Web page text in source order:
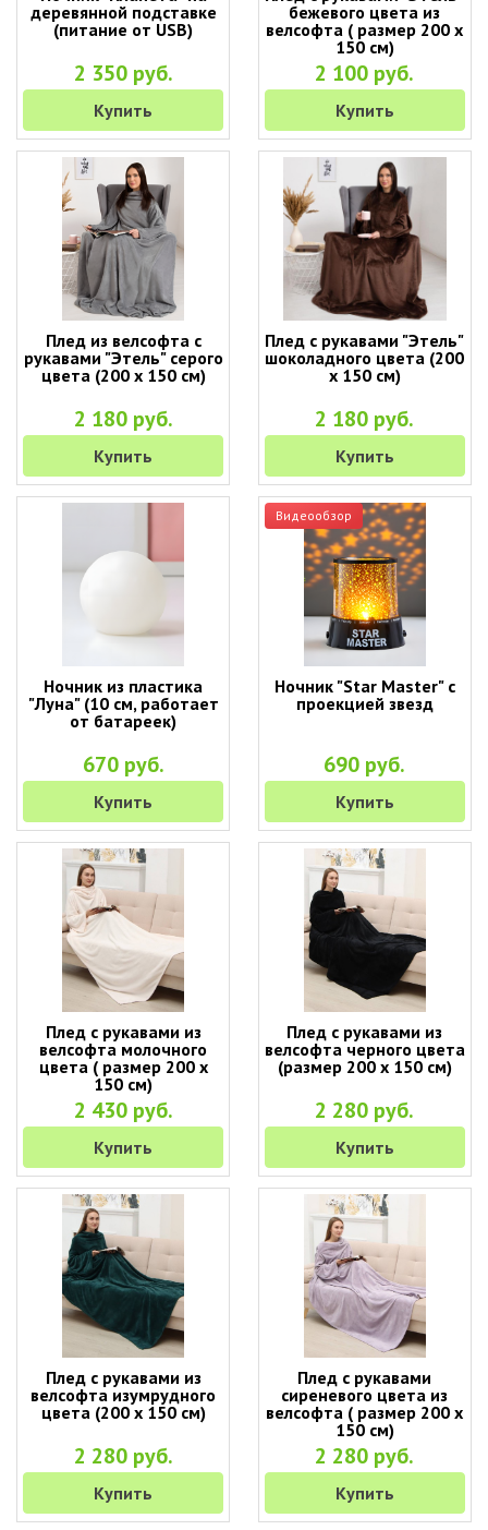
деревянной подставке
(питание от USB)
2 350 руб.
Купить
бежевого цвета из
велсофта ( размер 200 х
150 см)
2 100 руб.
Купить
Плед из велсофта с
рукавами "Этель" серого
цвета (200 х 150 см)
2 180 руб.
Купить
Плед с рукавами "Этель"
шоколадного цвета (200
х 150 см)
2 180 руб.
Купить
Ночник из пластика
"Луна" (10 см, работает
от батареек)
670 руб.
Купить
Видеообзор
Ночник "Star Master" с
проекцией звезд
690 руб.
Купить
Плед с рукавами из
велсофта молочного
цвета ( размер 200 х
150 см)
2 430 руб.
Купить
Плед с рукавами из
велсофта черного цвета
(размер 200 х 150 см)
2 280 руб.
Купить
Плед с рукавами из
велсофта изумрудного
цвета (200 х 150 см)
2 280 руб.
Купить
Плед с рукавами
сиреневого цвета из
велсофта ( размер 200 х
150 см)
2 280 руб.
Купить